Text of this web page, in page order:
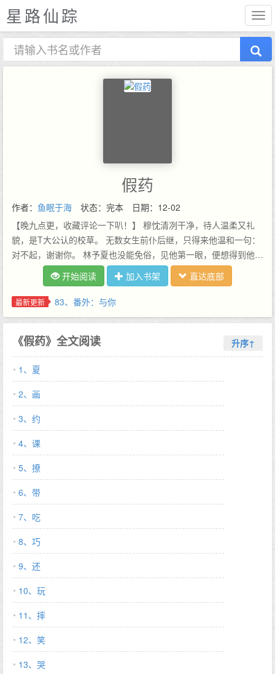
星路仙踪
假药
作者： 鱼眠于海 状态：完本
日期：12-02
【晚九点更，收藏评论一下叭！】 穆忱清冽干净，待人温柔又礼
貌，是T大公认的校草。 无数女生前仆后继，只得来他温和一句：
对不起，谢谢你。 林予夏也没能免俗，见他第一眼，便想得到他。
她追到手后，才知道穆忱温柔下面藏着深渊。 林予夏感觉到不妙，
她吃干抹净后，甩下一句我们分手吧，溜了。 - 复合后，穆忱沉溺
在林予夏给的无边温柔里面，听着她一遍遍说着：忱哥，我最喜欢
是个完美女友，穆忱却觉得自己熬不下去，予夏，你从没喜欢过
我。 他又想和林予夏分手。 不多时，他又反悔，压低了嗓对她
说：你爱我一下，就一下，好不好？ 温柔敏感外甜内冷 #当你凝视
大，坏名声已经传遍了T大。 大学开学典礼上，是T大学生会主席
谢景之代表发言，白衬衫，戴眼镜，背脊笔直，一看就是品学兼优
好学生。 呵，坏胚！顾纯站在主席台下嗤之以鼻。 在心里还要加
上两句道貌岸然，斯文败类。 顾纯把校纪校规违反了个遍，绩点难
看到极点，期末科科要补考。 这烫手山芋最后落到了学生会，说什
么也要让小祖宗顺利毕业。 谢景之与她同系，顺理成章被分配了辅
导的工作去酒吧捉人。 顾纯正和狐朋狗友玩着真心话大冒险，他把
人从卡座提了起来。 顾纯狠咬他一口，不用你管我。 你做这么多
事，不就是为了让我来见你？谢景之拿走她夹在指尖的烟，对她吹
惚被拉回三年前。 她还没被顾家找回去，她还叫谢知语，她还叫谢
景之哥。 腹黑斯文败类X装坏小乖乖 *不是亲兄妹，没有血缘关系
预收《蓄意迷恋》 季梨被渣男劈腿那天，暴雨倾盆。 她喝到大
醉，遭遇危险时被好心的小帅哥解救。 小哥哥白衬衫，大长腿，细
碎头发湿漉漉的眼。 季梨神志不清，对着小哥哥撒泼了整夜。 第
二天酒力尽褪，季梨看着一地狼藉，当场大脑空白落荒而逃。 季梨
以为再不会相遇，谁知人家千山万水找上门来。 还是一双湿漉漉的
眸子，你负责吧。 她根本不知道这个责怎么负，她亲完就断片了！
一番对话季梨才知道小哥哥比自己还小三岁！ 弟弟看起来可怜兮兮
开始阅读 加入书架 直达底部
最新更新 83、番外：与你
《假药》全文阅读 升序↑
1、夏
2、画
3、约
4、课
5、撩
6、带
7、吃
8、巧
9、还
10、玩
11、摔
12、笑
13、哭